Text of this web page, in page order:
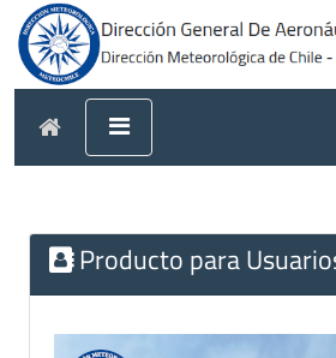
Producto para